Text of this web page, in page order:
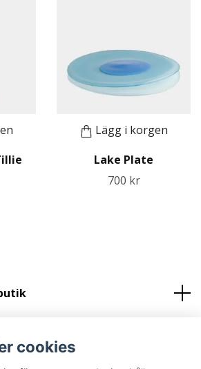
Lägg i korgen
Lake Plate
700 kr
cookies